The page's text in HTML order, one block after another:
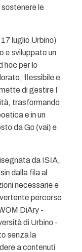
le
luglio Urbino)
e sviluppato un
hoc per lo
flessibile e
di gestire I
trasformando
e in un
da Go (vai) e
da ISIA,
dalla fila al
necessarie e
percorso
DiAry -
di Urbino -
senza la
a contenuti